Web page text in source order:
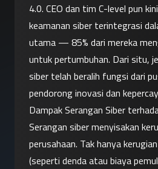
4.0. CEO dan tim C-level pun
keamanan siber terintegrasi
utama — 85% dari mereka
untuk pertumbuhan. Dari situ,
siber telah beralih fungsi dari
pendorong inovasi dan
Dampak Serangan Siber
Serangan siber menyisakan
perusahaan. Tak hanya
(seperti denda atau biaya